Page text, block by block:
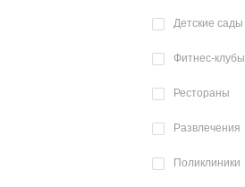
Детские сады
Фитнес-клубы
Рестораны
Развлечения
Поликлиники